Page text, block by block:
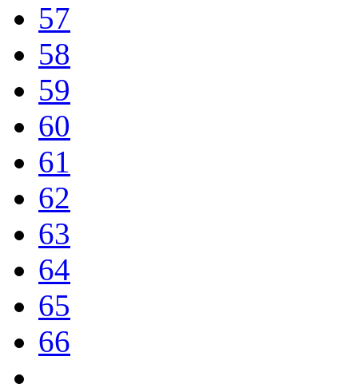
57
58
59
60
61
62
63
64
65
66